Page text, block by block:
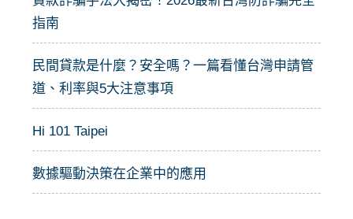
指南
民間貸款是什麼？安全嗎？一篇看懂台灣申請管
道、利率與5大注意事項
Hi 101 Taipei
數據驅動決策在企業中的應用